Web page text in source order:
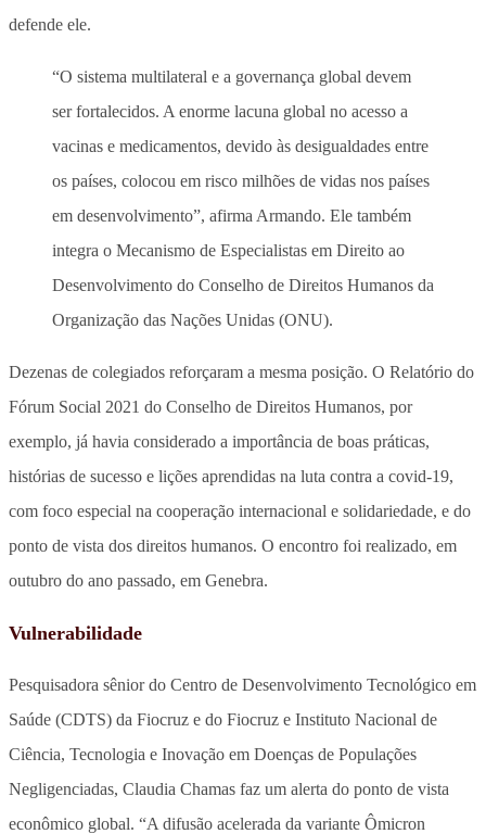
defende ele.
“O sistema multilateral e a governança global devem
ser fortalecidos. A enorme lacuna global no acesso a
vacinas e medicamentos, devido às desigualdades entre
os países, colocou em risco milhões de vidas nos países
em desenvolvimento”, afirma Armando. Ele também
integra o Mecanismo de Especialistas em Direito ao
Desenvolvimento do Conselho de Direitos Humanos da
Organização das Nações Unidas (ONU).
Dezenas de colegiados reforçaram a mesma posição. O Relatório do
Fórum Social 2021 do Conselho de Direitos Humanos, por
exemplo, já havia considerado a importância de boas práticas,
histórias de sucesso e lições aprendidas na luta contra a covid-19,
com foco especial na cooperação internacional e solidariedade, e do
ponto de vista dos direitos humanos. O encontro foi realizado, em
outubro do ano passado, em Genebra.
Vulnerabilidade
Pesquisadora sênior do Centro de Desenvolvimento Tecnológico em
Saúde (CDTS) da Fiocruz e do Fiocruz e Instituto Nacional de
Ciência, Tecnologia e Inovação em Doenças de Populações
Negligenciadas, Claudia Chamas faz um alerta do ponto de vista
econômico global. “A difusão acelerada da variante Ômicron